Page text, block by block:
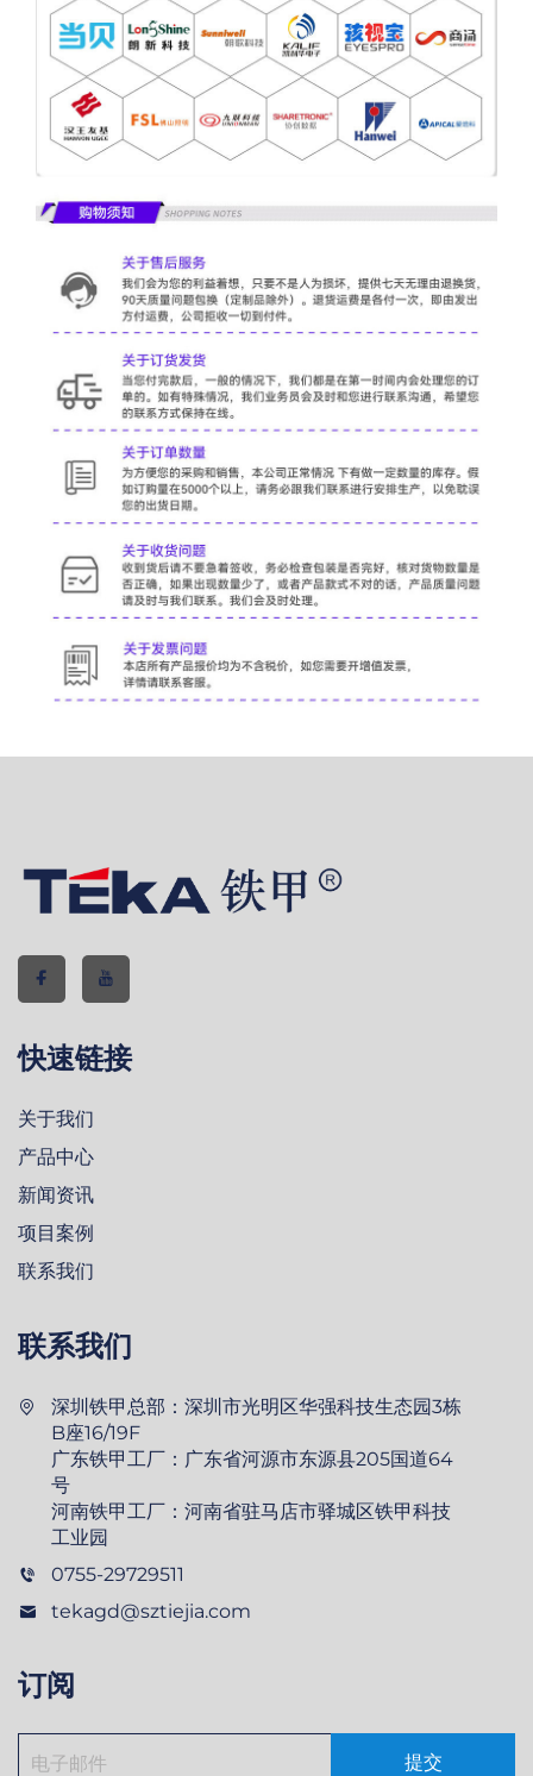
快速链接
关于我们
产品中心
新闻资讯
项目案例
联系我们
联系我们
深圳铁甲总部：深圳市光明区华强科技生态园3栋
B座16/19F
广东铁甲工厂：广东省河源市东源县205国道64
号
河南铁甲工厂：河南省驻马店市驿城区铁甲科技
工业园
0755-29729511
tekagd@sztiejia.com
订阅
提交